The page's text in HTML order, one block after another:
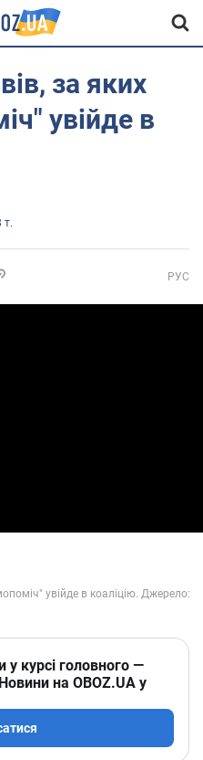
за яких
увійде в
т.
РУС
курсі головного —
на OBOZ.UA у